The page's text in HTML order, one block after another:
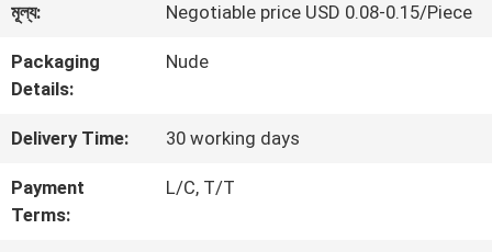
মান
নিয়ন্ত্রণ
ম্যাপ
মূল্য: Negotiable price USD 0.08-0.15/Piece
Packaging
Details:
Nude
Delivery Time: 30 working days
Payment
Terms:
L/C, T/T